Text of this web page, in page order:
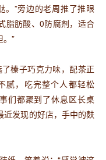
。”旁边的老周推了推眼
脂肪酸、0防腐剂，适合
”
榛子巧克力味，配茶正
，吃完整个人都轻松
们都聚到了休息区长桌
近发现的好店，手中的麸